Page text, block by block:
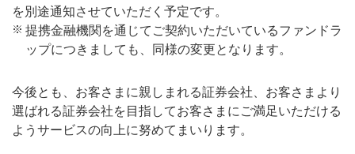
を別途通知させていただく予定です。
※ 提携金融機関を通じてご契約いただいているファンドラ
ップにつきましても、同様の変更となります。
今後とも、お客さまに親しまれる証券会社、お客さまより
選ばれる証券会社を目指してお客さまにご満足いただける
ようサービスの向上に努めてまいります。